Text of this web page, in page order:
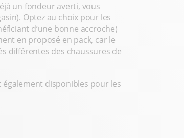
un fondeur averti, vous
Optez au choix pour les
d’une bonne accroche)
en proposé en pack, car le
différentes des chaussures de
disponibles pour les